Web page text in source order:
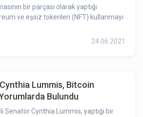
bir parçası olarak yaptığı
ve eşsiz tokenleri (NFT) kullanmayı
24.06.2021
Lummis, Bitcoin
Bulundu
Senatör Cynthia Lummis, yaptığı bir